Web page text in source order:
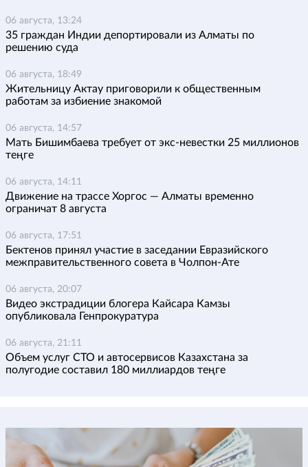
06 августа, 13:24
35 граждан Индии депортировали из Алматы по
решению суда
06 августа, 18:49
Жительницу Актау приговорили к общественным
работам за избиение знакомой
06 августа, 14:57
Мать Бишимбаева требует от экс-невестки 25 миллионов
теңге
06 августа, 14:11
Движение на трассе Хоргос — Алматы временно
ограничат 8 августа
06 августа, 17:51
Бектенов принял участие в заседании Евразийского
межправительственного совета в Чолпон-Ате
06 августа, 20:07
Видео экстрадиции блогера Кайсара Камзы
опубликовала Генпрокуратура
06 августа, 21:11
Объем услуг СТО и автосервисов Казахстана за
полугодие составил 180 миллиардов теңге